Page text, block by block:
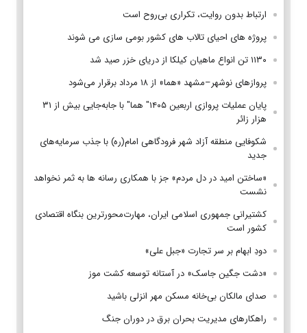
ارتباط بدون روایت، تکراری بی‌روح است
پروژه های احیای تالاب های کشور بومی سازی می شوند
۱۱۳۰ تن انواع ماهیان کیلکا از دریای خزر صید شد
پروازهای نوشهر–مشهد «هما» از ۱۸ مرداد برقرار می‌شود
پایان عملیات پروازی اربعین ۱۴۰۵" هما" با جابه‌جایی بیش از ۳۱
هزار زائر
شکوفایی منطقه آزاد شهر فرودگاهی امام(ره) با جذب سرمایه‌های
جدید
«ساختن امید در دل مردم» جز با همکاری رسانه ها به ثمر نخواهد
نشست
کشتیرانی جمهوری اسلامی ایران، مهارت‌محورترین بنگاه اقتصادی
کشور است
دودِ ابهام بر سر تجارت «جبل علی»
«دشت جگین جاسک» در آستانه توسعه کشت موز
صدای مالکان بی‌خانه مسکن مهر انزلی باشید
راهکارهای مدیریت بحران برق در دوران جنگ